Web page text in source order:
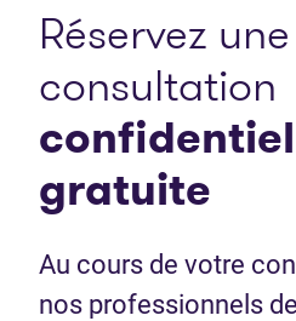
Réservez une
consultation
gratuite
Au cours de votre
nos professionnels